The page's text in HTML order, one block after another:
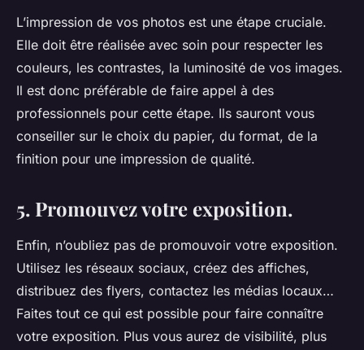
L’impression de vos photos est une étape cruciale.
Elle doit être réalisée avec soin pour respecter les
couleurs, les contrastes, la luminosité de vos images.
Il est donc préférable de faire appel à des
professionnels pour cette étape. Ils sauront vous
conseiller sur le choix du papier, du format, de la
finition pour une impression de qualité.
5. Promouvez votre exposition.
Enfin, n’oubliez pas de promouvoir votre exposition.
Utilisez les réseaux sociaux, créez des affiches,
distribuez des flyers, contactez les médias locaux…
Faites tout ce qui est possible pour faire connaître
votre exposition. Plus vous aurez de visibilité, plus